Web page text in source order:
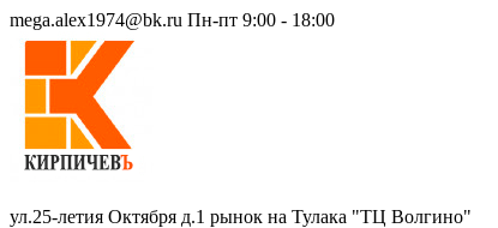
mega.alex1974@bk.ru Пн-пт 9:00 - 18:00
ул.25-летия Октября д.1 рынок на Тулака "ТЦ Волгино"